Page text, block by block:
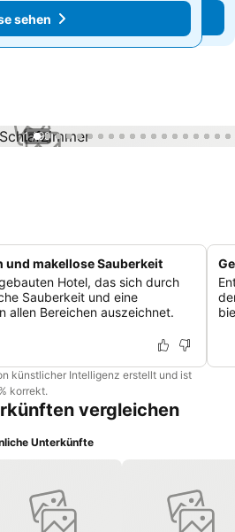
sehen
sehen
1 / 99
makellose Sauberkeit
Hotel, das sich durch
Sauberkeit und eine
allen Bereichen auszeichnet.
künstlicher Intelligenz erstellt und ist
korrekt.
vergleichen
Unterkünfte